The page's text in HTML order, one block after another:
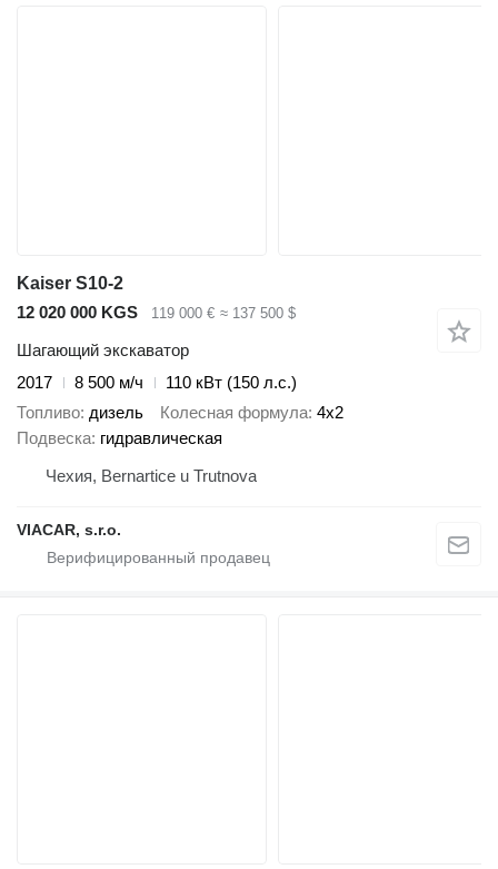
Kaiser S10-2
12 020 000 KGS
119 000 € ≈ 137 500 $
Шагающий экскаватор
2017
8 500 м/ч
110 кВт (150 л.с.)
Топливо дизель Колесная формула 4x2
Подвеска гидравлическая
Чехия, Bernartice u Trutnova
VIACAR, s.r.o.